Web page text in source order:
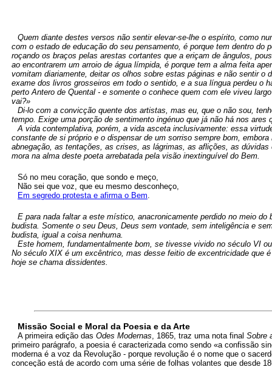
Quem diante destes versos não sentir elevar-se-lhe o espírito, como
com o estado de educação do seu pensamento, é porque tem dentro
roçando os braços pelas arestas cortantes que a eriçam de ângulos,
ao encontrarem um arroio de água límpida, é porque tem a alma feita
vomitam diariamente, deitar os olhos sobre estas páginas e não sentir
exame dos livros grosseiros em todo o sentido, e a sua língua perdeu o
perto Antero de Quental - e somente o conhece quem com ele viveu
vai?»
Di-lo com a convicção quente dos artistas, mas eu, que o não sou,
tempo. Exige uma porção de sentimento ingénuo que já não há nos ares
A vida contemplativa, porém, a vida asceta inclusivamente: essa
constante de si próprio e o dispensar de um sorriso sempre bom,
abnegação, as tentações, as crises, as lágrimas, as aflições, as
mora na alma deste poeta arrebatada pela visão inextinguível do Bem.
Só no meu coração, que sondo e meço,
Não sei que voz, que eu mesmo desconheço,
Em segredo protesta e afirma o Bem.
E para nada faltar a este místico, anacronicamente perdido no meio
budista. Somente o seu Deus, Deus sem vontade, sem inteligência e
budista, igual a coisa nenhuma.
Este homem, fundamentalmente bom, se tivesse vivido no século VI
No século XIX é um excêntrico, mas desse feitio de excentricidade que
hoje se chama dissidentes.
Missão Social e Moral da Poesia e da Arte
A primeira edição das Odes Modernas, 1865, traz uma nota final Sobre
primeiro parágrafo, a poesia é caracterizada como sendo «a confissão
moderna é a voz da Revolução - porque revolução é o nome que o
conceção está de acordo com uma série de folhas volantes que desde